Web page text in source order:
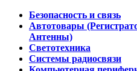
Безопасность и связь
Автотовары
Антенны)
Светотехника
Системы радиосвязи